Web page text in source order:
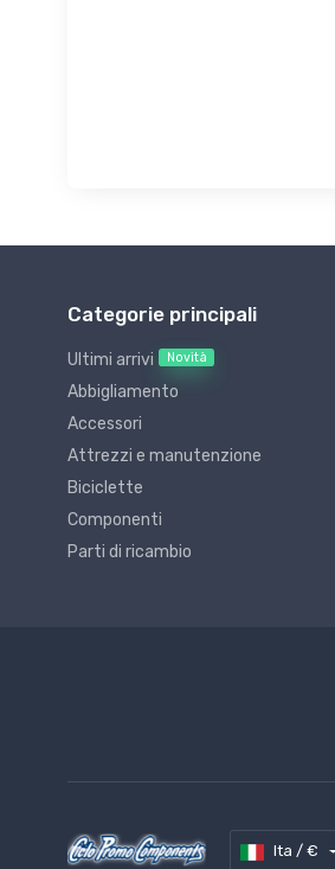
Categorie principali
Ultimi arrivi Novità
Abbigliamento
Accessori
Attrezzi e manutenzione
Biciclette
Componenti
Parti di ricambio
Ita / €